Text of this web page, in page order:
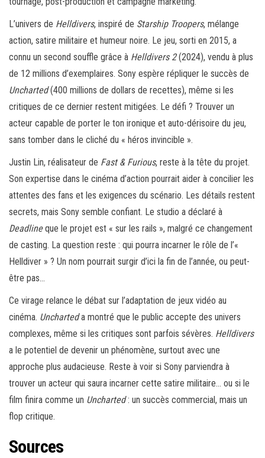
L’univers de Helldivers, inspiré de Starship Troopers, mélange
action, satire militaire et humeur noire. Le jeu, sorti en 2015, a
connu un second souffle grâce à Helldivers 2(2024), vendu à plus
de 12 millions d’exemplaires. Sony espère répliquer le succès de
Uncharted(400 millions de dollars de recettes), même si les
critiques de ce dernier restent mitigées. Le défi ? Trouver un
acteur capable de porter le ton ironique et auto-dérisoire du jeu,
sans tomber dans le cliché du « héros invincible ».
Justin Lin, réalisateur de Fast & Furious, reste à la tête du projet.
Son expertise dans le cinéma d’action pourrait aider à concilier les
attentes des fans et les exigences du scénario. Les détails restent
secrets, mais Sony semble confiant. Le studio a déclaré à
Deadlineque le projet est « sur les rails », malgré ce changement
de casting. La question reste : qui pourra incarner le rôle de l’«
Helldiver » ? Un nom pourrait surgir d’ici la fin de l’année, ou peut-
être pas…
Ce virage relance le débat sur l’adaptation de jeux vidéo au
cinéma. Uncharteda montré que le public accepte des univers
complexes, même si les critiques sont parfois sévères. Helldivers
a le potentiel de devenir un phénomène, surtout avec une
approche plus audacieuse. Reste à voir si Sony parviendra à
trouver un acteur qui saura incarner cette satire militaire… ou si le
film finira comme un Uncharted: un succès commercial, mais un
flop critique.
Sources